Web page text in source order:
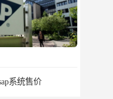
管理系统软件 北京奥维奥